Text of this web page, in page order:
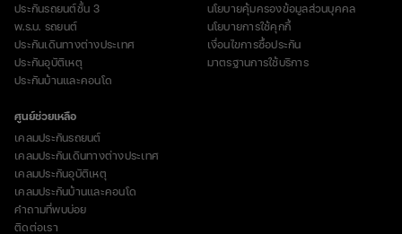
ประกันรถยนต์ชั้น 3
พ.ร.บ. รถยนต์
ประกันเดินทางต่างประเทศ
ประกันอุบัติเหตุ
ประกันบ้านและคอนโด
นโยบายคุ้มครองข้อมูลส่วนบุคคล
นโยบายการใช้คุกกี้
เงื่อนไขการซื้อประกัน
มาตรฐานการใช้บริการ
ศูนย์ช่วยเหลือ
เคลมประกันรถยนต์
เคลมประกันเดินทางต่างประเทศ
เคลมประกันอุบัติเหตุ
เคลมประกันบ้านและคอนโด
คำถามที่พบบ่อย
ติดต่อเรา